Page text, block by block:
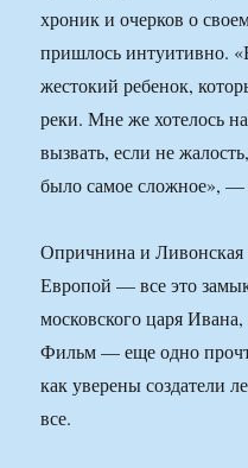
хроник и очерков о
пришлось интуитивно.
жестокий ребенок,
реки. Мне же хотелось
вызвать, если не
было самое сложное», —
Опричнина и Ливонская
Европой — все это
московского царя
Фильм — еще одно
как уверены создатели
все.